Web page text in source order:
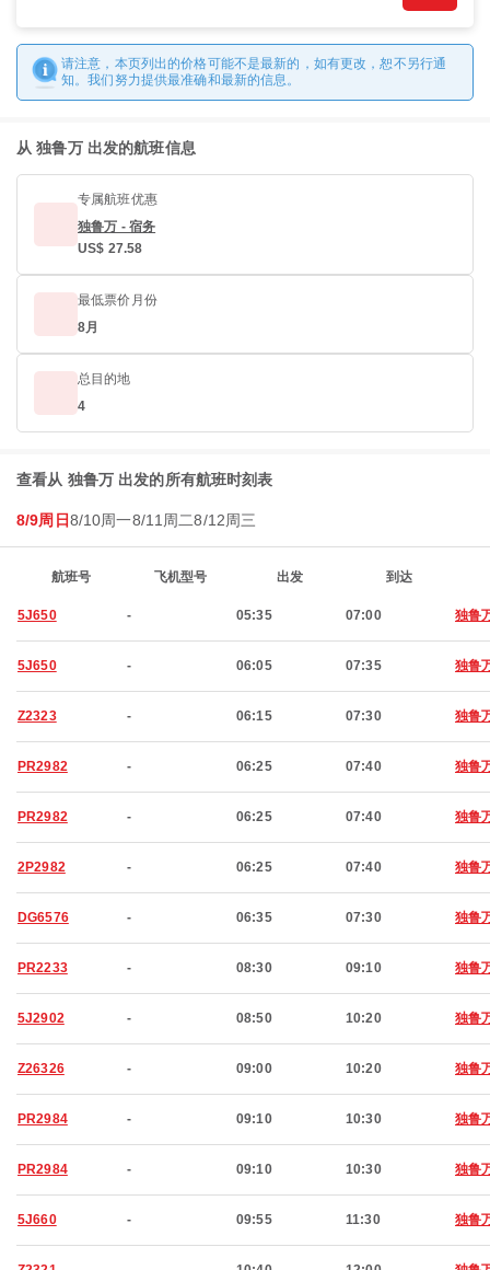
请注意，本页列出的价格可能不是最新的，如有更改，恕不另行通
知。我们努力提供最准确和最新的信息。
从 独鲁万 出发的航班信息
专属航班优惠
独鲁万 - 宿务
US$ 27.58
最低票价月份
8月
总目的地
4
查看从 独鲁万 出发的所有航班时刻表
8/9周日8/10周一8/11周二8/12周三
航班号 飞机型号 出发 到达
5J650 - 05:35 07:00 独鲁
5J650 - 06:05 07:35 独鲁
Z2323 - 06:15 07:30 独鲁
PR2982 - 06:25 07:40 独鲁
PR2982 - 06:25 07:40 独鲁
2P2982 - 06:25 07:40 独鲁
DG6576 - 06:35 07:30 独鲁
PR2233 - 08:30 09:10 独鲁
5J2902 - 08:50 10:20 独鲁
Z26326 - 09:00 10:20 独鲁
PR2984 - 09:10 10:30 独鲁
PR2984 - 09:10 10:30 独鲁
5J660 - 09:55 11:30 独鲁